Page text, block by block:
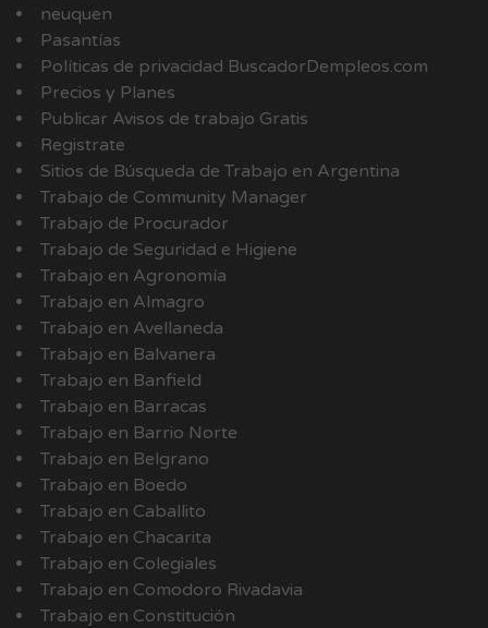
neuquen
Pasantías
Políticas de privacidad BuscadorDempleos.com
Precios y Planes
Publicar Avisos de trabajo Gratis
Registrate
Sitios de Búsqueda de Trabajo en Argentina
Trabajo de Community Manager
Trabajo de Procurador
Trabajo de Seguridad e Higiene
Trabajo en Agronomía
Trabajo en Almagro
Trabajo en Avellaneda
Trabajo en Balvanera
Trabajo en Banfield
Trabajo en Barracas
Trabajo en Barrio Norte
Trabajo en Belgrano
Trabajo en Boedo
Trabajo en Caballito
Trabajo en Chacarita
Trabajo en Colegiales
Trabajo en Comodoro Rivadavia
Trabajo en Constitución